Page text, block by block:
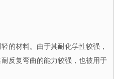
的材料。由于其耐化学性较强，
反复弯曲的能力较强，也被用于